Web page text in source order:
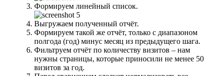
Формируем линейный список.
Выгружаем полученный отчёт.
Формируем такой же отчёт, только с диапазоном
полгода (год) минус месяц из предыдущего шага.
Фильтруем отчёт по количеству визитов – нам
нужны страницы, которые приносили не менее 50
визитов за год.